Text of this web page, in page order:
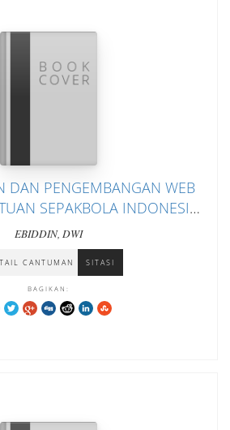
DAN PENGEMBANGAN WEB
SEPAKBOLA INDONESIA
(PERSIK KEDIRI)
EBIDDIN, DWI
CANTUMAN SITASI
BAGIKAN: